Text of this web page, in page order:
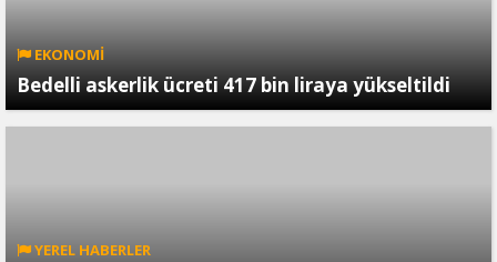
EKONOMİ
Bedelli askerlik ücreti 417 bin liraya yükseltildi
YEREL HABERLER